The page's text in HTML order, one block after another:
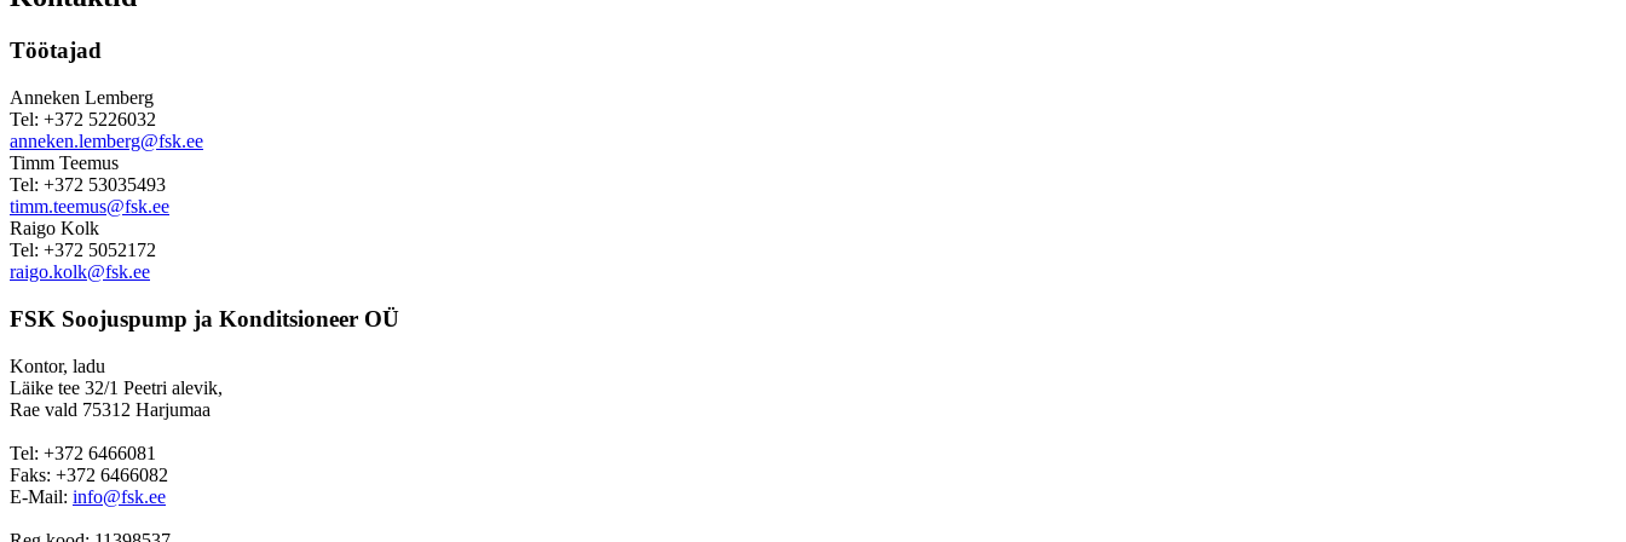
Töötajad
Anneken Lemberg
Tel: +372 5226032
anneken.lemberg@fsk.ee
Timm Teemus
Tel: +372 53035493
timm.teemus@fsk.ee
Raigo Kolk
Tel: +372 5052172
raigo.kolk@fsk.ee
FSK Soojuspump ja Konditsioneer OÜ
Kontor, ladu
Läike tee 32/1 Peetri alevik,
Rae vald 75312 Harjumaa
Tel: +372 6466081
Faks: +372 6466082
E-Mail: info@fsk.ee